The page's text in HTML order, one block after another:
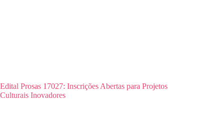
Edital Prosas 17027: Inscrições Abertas para Projetos
Culturais Inovadores